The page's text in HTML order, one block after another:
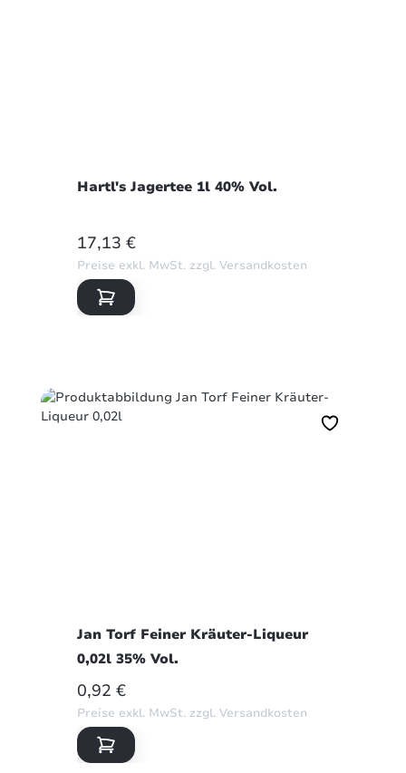
Hartl's Jagertee 1l 40% Vol.
REGULÄRER PREIS:
17,13 €
Preise exkl. MwSt. zzgl. Versandkosten
Jan Torf Feiner Kräuter-Liqueur
0,02l 35% Vol.
REGULÄRER PREIS:
0,92 €
Preise exkl. MwSt. zzgl. Versandkosten